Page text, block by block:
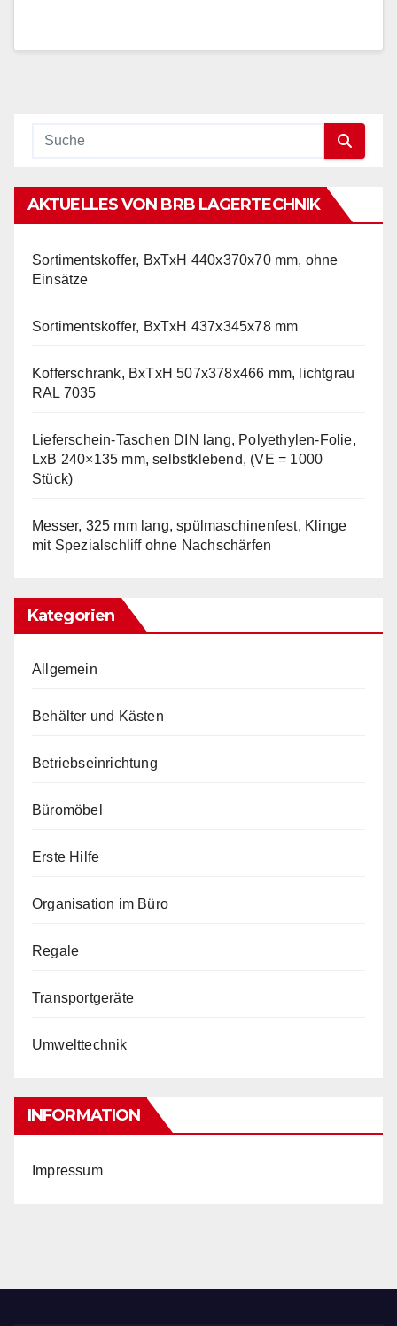
AKTUELLES VON BRB LAGERTECHNIK
Sortimentskoffer, BxTxH 440x370x70 mm, ohne
Einsätze
Sortimentskoffer, BxTxH 437x345x78 mm
Kofferschrank, BxTxH 507x378x466 mm, lichtgrau
RAL 7035
Lieferschein-Taschen DIN lang, Polyethylen-Folie,
LxB 240×135 mm, selbstklebend, (VE = 1000
Stück)
Messer, 325 mm lang, spülmaschinenfest, Klinge
mit Spezialschliff ohne Nachschärfen
Kategorien
Allgemein
Behälter und Kästen
Betriebseinrichtung
Büromöbel
Erste Hilfe
Organisation im Büro
Regale
Transportgeräte
Umwelttechnik
INFORMATION
Impressum